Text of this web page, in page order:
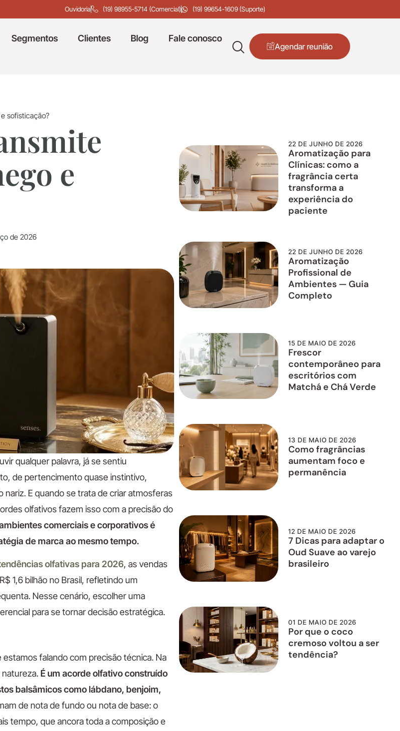
Ouvidoria (19) 98955-5714 (Comercial) (19) 99654-1609 (Suporte)
Segmentos Clientes Blog Fale conosco
Agendar reunião
sofisticação?
e
de 2026
qualquer palavra, já se sentiu
de pertencimento quase instintivo,
E quando se trata de criar atmosferas
olfativos fazem isso com a precisão do
comerciais e corporativos é
de marca ao mesmo tempo.
olfativas para 2026, as vendas
1,6 bilhão no Brasil, refletindo um
Nesse cenário, escolher uma
para se tornar decisão estratégica.
falando com precisão técnica. Na
É um acorde olfativo construído
balsâmicos como lábdano, benjoim,
de nota de fundo ou nota de base: o
tempo, que ancora toda a composição e
22 DE JUNHO DE 2026
Aromatização para
Clínicas: como a
fragrância certa
transforma a
experiência do
paciente
22 DE JUNHO DE 2026
Aromatização
Profissional de
Ambientes — Guia
Completo
15 DE MAIO DE 2026
Frescor
contemporâneo para
escritórios com
Matchá e Chá Verde
13 DE MAIO DE 2026
Como fragrâncias
aumentam foco e
permanência
12 DE MAIO DE 2026
7 Dicas para adaptar o
Oud Suave ao varejo
brasileiro
01 DE MAIO DE 2026
Por que o coco
cremoso voltou a ser
tendência?